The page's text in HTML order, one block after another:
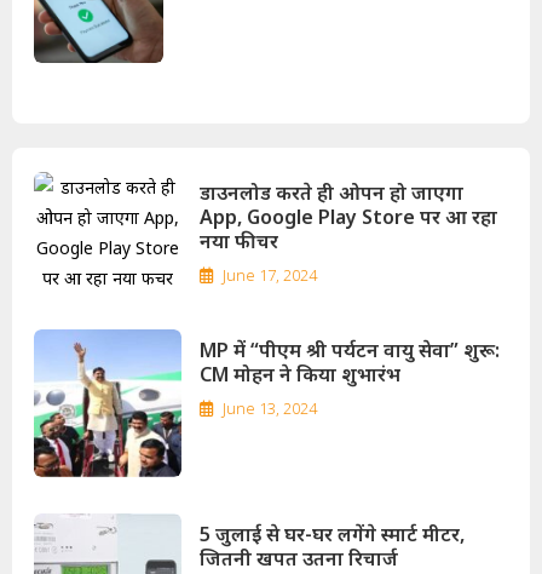
डाउनलोड करते ही ओपन हो जाएगा
App, Google Play Store पर आ रहा
नया फीचर
June 17, 2024
MP में “पीएम श्री पर्यटन वायु सेवा” शुरू:
CM मोहन ने किया शुभारंभ
June 13, 2024
5 जुलाई से घर-घर लगेंगे स्मार्ट मीटर,
जितनी खपत उतना रिचार्ज